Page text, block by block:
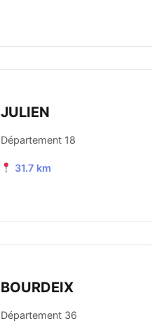
JULIEN
Département 18
31.7 km
BOURDEIX
Département 36